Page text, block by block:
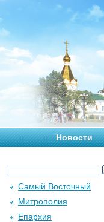
Новости
Самый Восточный
Митрополия
Епархия